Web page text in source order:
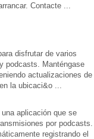
Contacte ...
disfrutar de varios
podcasts. Manténgase
actualizaciones de
la ubicaci&o ...
aplicación que se
por podcasts.
registrando el